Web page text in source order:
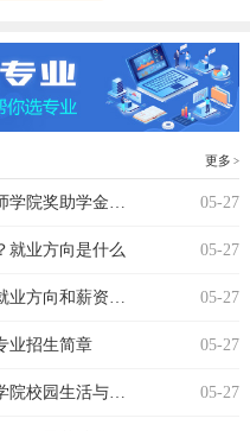
更多
奖助学金政策 05-27
就业方向是什么 05-27
向和薪资水平 05-27
业招生简章 05-27
生活与纪律要求‌ 05-27